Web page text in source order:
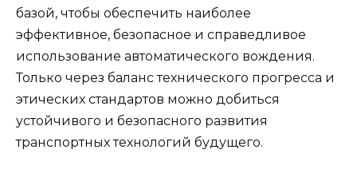
базой, чтобы обеспечить наиболее
эффективное, безопасное и справедливое
использование автоматического вождения.
Только через баланс технического прогресса и
этических стандартов можно добиться
устойчивого и безопасного развития
транспортных технологий будущего.